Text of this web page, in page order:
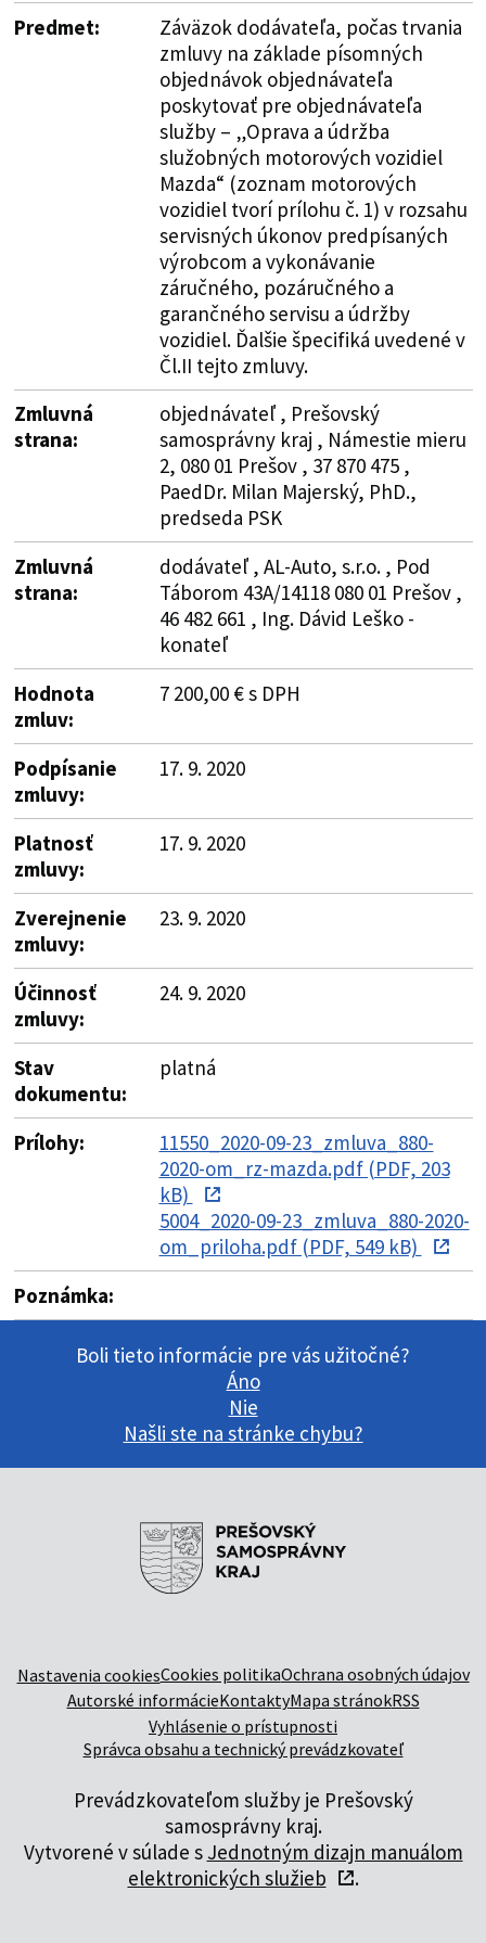
Predmet:
Záväzok dodávateľa, počas trvania
zmluvy na základe písomných
objednávok objednávateľa
poskytovať pre objednávateľa
služby – „Oprava a údržba
služobných motorových vozidiel
Mazda“ (zoznam motorových
vozidiel tvorí prílohu č. 1) v rozsahu
servisných úkonov predpísaných
výrobcom a vykonávanie
záručného, pozáručného a
garančného servisu a údržby
vozidiel. Ďalšie špecifiká uvedené v
Čl.II tejto zmluvy.
Zmluvná
strana:
objednávateľ , Prešovský
samosprávny kraj , Námestie mieru
2, 080 01 Prešov , 37 870 475 ,
PaedDr. Milan Majerský, PhD.,
predseda PSK
Zmluvná
strana:
dodávateľ , AL-Auto, s.r.o. , Pod
Táborom 43A/14118 080 01 Prešov ,
46 482 661 , Ing. Dávid Leško -
konateľ
Hodnota
zmluv:
7 200,00 € s DPH
Podpísanie
zmluvy:
17. 9. 2020
Platnosť
zmluvy:
17. 9. 2020
Zverejnenie
zmluvy:
23. 9. 2020
Účinnosť
zmluvy:
24. 9. 2020
Stav
dokumentu:
platná
Prílohy:
11550_2020-09-23_zmluva_880-
2020-om_rz-mazda.pdf (PDF, 203
kB)
5004_2020-09-23_zmluva_880-2020-
om_priloha.pdf (PDF, 549 kB)
Poznámka:
Boli tieto informácie pre vás užitočné?
Áno
Nie
Našli ste na stránke chybu?
Nastavenia cookiesCookies politikaOchrana osobných údajov
Autorské informácieKontaktyMapa stránokRSS
Vyhlásenie o prístupnosti
Správca obsahu a technický prevádzkovateľ
Prevádzkovateľom služby je Prešovský
samosprávny kraj.
Vytvorené v súlade s Jednotným dizajn manuálom
elektronických služieb
.